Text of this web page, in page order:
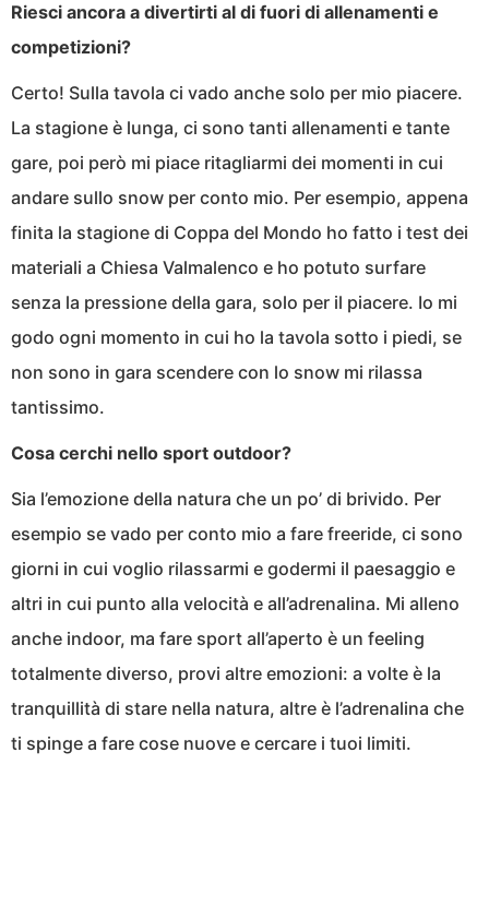
Riesci ancora a divertirti al di fuori di allenamenti e
competizioni?
Certo! Sulla tavola ci vado anche solo per mio piacere.
La stagione è lunga, ci sono tanti allenamenti e tante
gare, poi però mi piace ritagliarmi dei momenti in cui
andare sullo snow per conto mio. Per esempio, appena
finita la stagione di Coppa del Mondo ho fatto i test dei
materiali a Chiesa Valmalenco e ho potuto surfare
senza la pressione della gara, solo per il piacere. Io mi
godo ogni momento in cui ho la tavola sotto i piedi, se
non sono in gara scendere con lo snow mi rilassa
tantissimo.
Cosa cerchi nello sport outdoor?
Sia l’emozione della natura che un po’ di brivido. Per
esempio se vado per conto mio a fare freeride, ci sono
giorni in cui voglio rilassarmi e godermi il paesaggio e
altri in cui punto alla velocità e all’adrenalina. Mi alleno
anche indoor, ma fare sport all’aperto è un feeling
totalmente diverso, provi altre emozioni: a volte è la
tranquillità di stare nella natura, altre è l’adrenalina che
ti spinge a fare cose nuove e cercare i tuoi limiti.